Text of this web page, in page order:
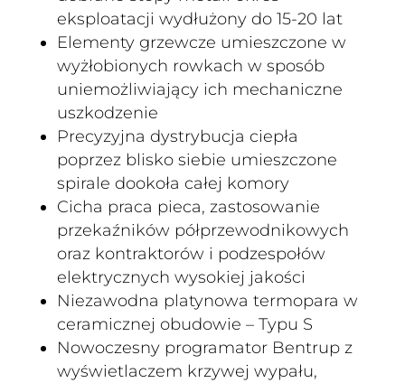
eksploatacji wydłużony do 15-20 lat
Elementy grzewcze umieszczone w
wyżłobionych rowkach w sposób
uniemożliwiający ich mechaniczne
uszkodzenie
Precyzyjna dystrybucja ciepła
poprzez blisko siebie umieszczone
spirale dookoła całej komory
Cicha praca pieca, zastosowanie
przekaźników półprzewodnikowych
oraz kontraktorów i podzespołów
elektrycznych wysokiej jakości
Niezawodna platynowa termopara w
ceramicznej obudowie – Typu S
Nowoczesny programator Bentrup z
wyświetlaczem krzywej wypału,